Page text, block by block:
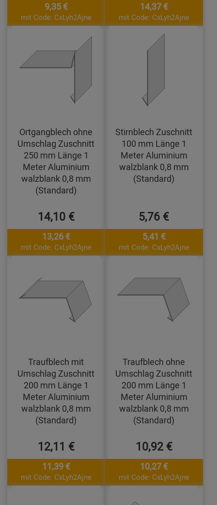
9,35 €
mit Code: CxLyh2Ajne
14,37 €
mit Code: CxLyh2Ajne
Ortgangblech ohne
Umschlag Zuschnitt
250 mm Länge 1
Meter Aluminium
walzblank 0,8 mm
(Standard)
14,10 €
13,26 €
mit Code: CxLyh2Ajne
Stirnblech Zuschnitt
100 mm Länge 1
Meter Aluminium
walzblank 0,8 mm
(Standard)
5,76 €
5,41 €
mit Code: CxLyh2Ajne
Traufblech mit
Umschlag Zuschnitt
200 mm Länge 1
Meter Aluminium
walzblank 0,8 mm
(Standard)
12,11 €
11,39 €
mit Code: CxLyh2Ajne
Traufblech ohne
Umschlag Zuschnitt
200 mm Länge 1
Meter Aluminium
walzblank 0,8 mm
(Standard)
10,92 €
10,27 €
mit Code: CxLyh2Ajne